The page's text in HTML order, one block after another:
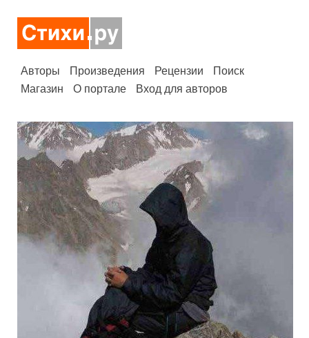
Авторы Произведения Рецензии
Поиск
Магазин
О портале Вход для авторов